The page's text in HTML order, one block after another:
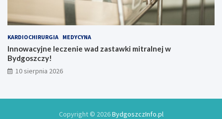
KARDIOCHIRURGIA MEDYCYNA
Innowacyjne leczenie wad zastawki mitralnej w
Bydgoszczy!
10 sierpnia 2026
Copyright © 2026BydgoszczInfo.pl